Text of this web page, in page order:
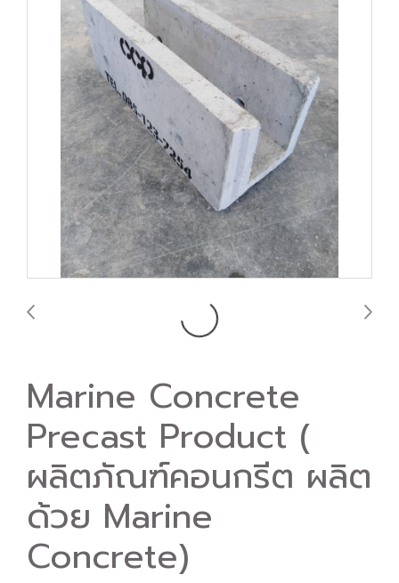
Marine Concrete
Precast Product (
ผลิตภัณฑ์คอนกรีต ผลิต
ด้วย Marine
Concrete)